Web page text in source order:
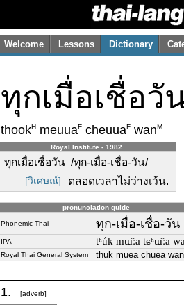
Welcome Lessons Dictionary
ทุกเมื่อเชื่อวั
thookH meuuaF cheuuaF wanM
Royal Institute - 1982
ทุกเมื่อเชื่อวัน /ทุก-เมื่อ-เชื่อ-วัน/
[วิเศษณ์] ตลอดเวลาไม่ว่างเว้น.
pronunciation guide
Phonemic Thai ทุก-เมื่อ-เชื่อ-วัน
IPA tʰúk mɯ̂ːa tɕʰɯ̂ːa
Royal Thai General System thuk muea chuea wan
1. [adverb]